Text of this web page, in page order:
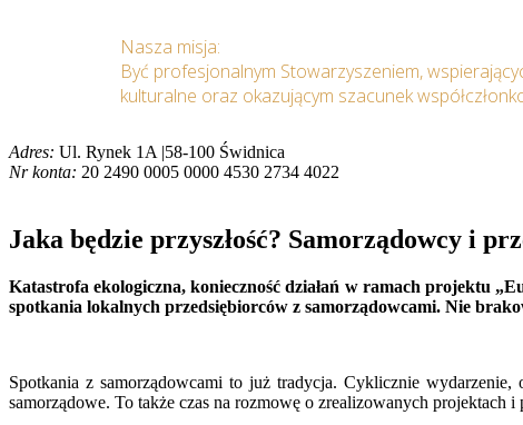
Nasza misja:
Być profesjonalnym Stowarzyszeniem,
kulturalne oraz okazującym szacunek
Adres: Ul. Rynek 1A |58-100 Świdnica
Nr konta: 20 2490 0005 0000 4530 2734 4022
Jaka będzie przyszłość? Samorządowcy i
Katastrofa ekologiczna, konieczność działań w ramach projektu
spotkania lokalnych przedsiębiorców z samorządowcami. Nie
Spotkania z samorządowcami to już tradycja. Cyklicznie
samorządowe. To także czas na rozmowę o zrealizowanych